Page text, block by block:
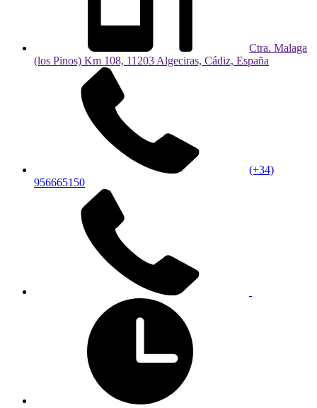
Ctra. Malaga
(los Pinos) Km 108, 11203 Algeciras, Cádiz, España
(+34)
956665150